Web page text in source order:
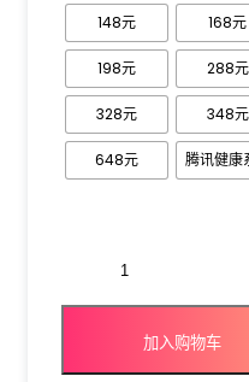
148元 168元
198元 288元
328元 348元
648元 腾讯健康
加入购物车